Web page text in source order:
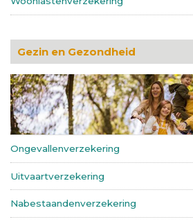
Gezin en Gezondheid
Ongevallenverzekering
Uitvaartverzekering
Nabestaandenverzekering